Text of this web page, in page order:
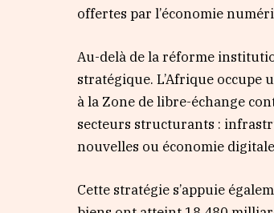
offertes par l’économie
Au-delà de la réforme
stratégique. L’Afrique occupe
à la Zone de libre-échange
secteurs structurants :
nouvelles ou économie
Cette stratégie s’appuie